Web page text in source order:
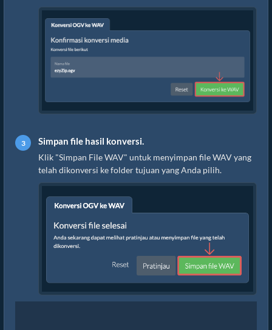
Simpan file hasil konversi.
Klik "Simpan File WAV" untuk menyimpan file WAV yang
telah dikonversi ke folder tujuan yang Anda pilih.